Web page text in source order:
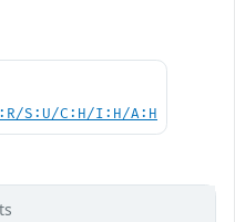
S:U/C:H/I:H/A:H